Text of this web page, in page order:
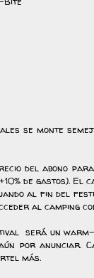
se monte
del abono
de gastos). El
al fin del
al camping
será un warm-
por anunciar.
más.